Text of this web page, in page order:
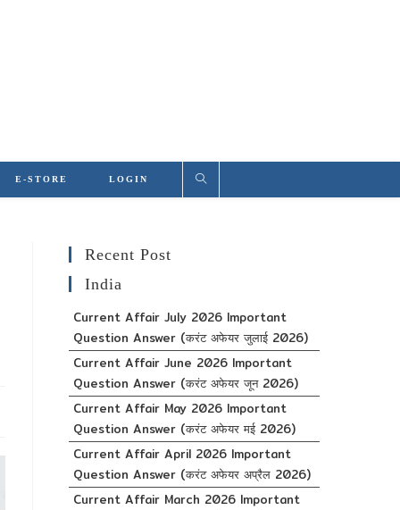
E-STORE LOGIN
Recent Post
India
Current Affair July 2026 Important
Question Answer (करंट अफेयर जुलाई 2026)
Current Affair June 2026 Important
Question Answer (करंट अफेयर जून 2026)
Current Affair May 2026 Important
Question Answer (करंट अफेयर मई 2026)
Current Affair April 2026 Important
Question Answer (करंट अफेयर अप्रैल 2026)
Current Affair March 2026 Important